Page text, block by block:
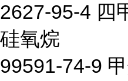
2627-95-4 四
硅氧烷
99591-74-9